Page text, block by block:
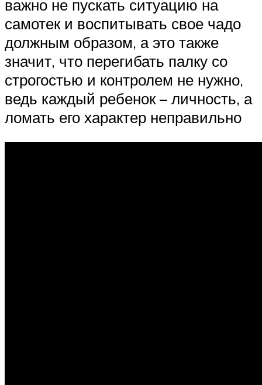
важно не пускать ситуацию на
самотек и воспитывать свое чадо
должным образом, а это также
значит, что перегибать палку со
строгостью и контролем не нужно,
ведь каждый ребенок – личность, а
ломать его характер неправильно